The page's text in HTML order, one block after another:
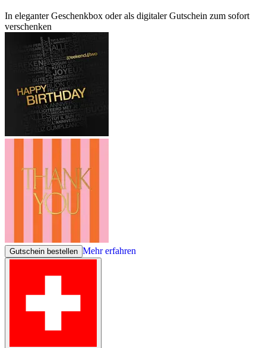
In eleganter Geschenkbox oder als digitaler Gutschein zum sofort
verschenken
Gutschein bestellen Mehr erfahren